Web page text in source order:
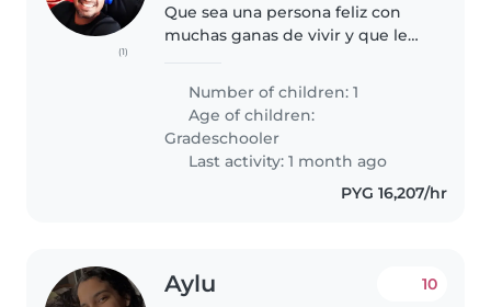
(1)
Que sea una persona feliz con
muchas ganas de vivir y que le
Number of children: 1
Age of children:
Gradeschooler
Last activity: 1 month ago
PYG 16,207/hr
Aylu 10